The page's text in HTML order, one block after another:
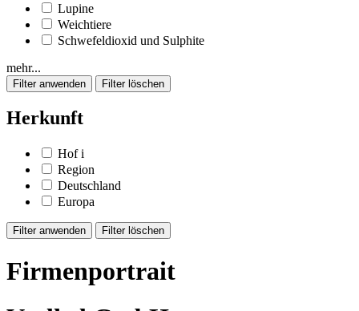
Lupine
Weichtiere
Schwefeldioxid und Sulphite
mehr...
Herkunft
Hof i
Region
Deutschland
Europa
Firmenportrait